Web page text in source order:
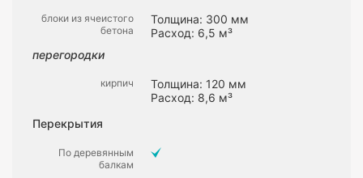
блоки из ячеистого
бетона
Толщина: 300 мм
Расход: 6,5 м³
перегородки
кирпич
Толщина: 120 мм
Расход: 8,6 м³
Перекрытия
По деревянным
балкам